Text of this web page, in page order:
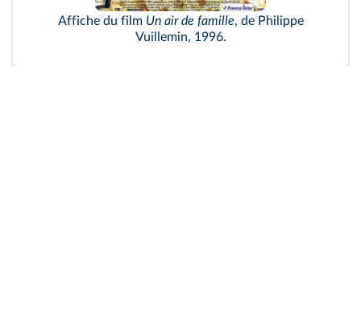
Affiche du film Un air de famille, de Philippe
Vuillemin, 1996.